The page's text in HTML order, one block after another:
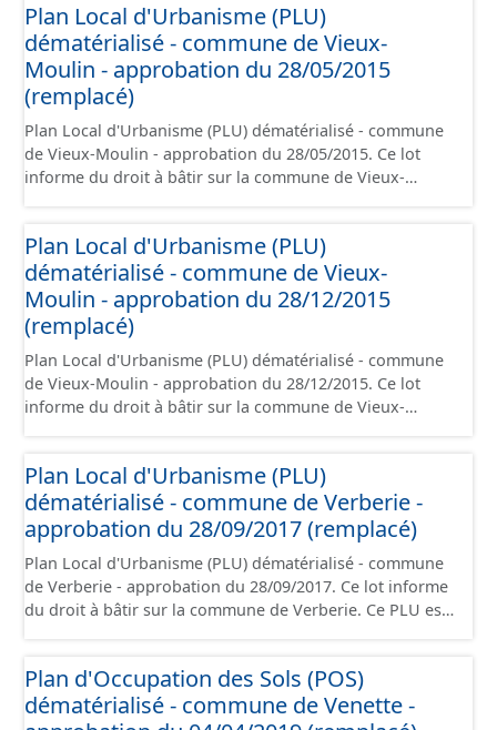
nationales du CNIG et contient les pièces
administratives, le rapport de présentation, le PADD, le
règlement (à l'exception des plans de zonages), les
annexes, les orientations d'aménagement et les données
géographiques. Malgré l'attention portée à la création
de ces données, il est rappelé que seuls les documents
papier font foi et sont opposables d'un point de vue
juridique.
Plan Local d'Urbanisme (PLU)
dématérialisé - commune de Vieux-
Moulin - approbation du 28/05/2015
(remplacé)
Plan Local d'Urbanisme (PLU) dématérialisé - commune
de Vieux-Moulin - approbation du 28/05/2015. Ce lot
informe du droit à bâtir sur la commune de Vieux-
contient les pièces administratives, le rapport de
présentation, le PADD, le règlement (à l'exception des
plans de zonages), les annexes, les orientations
d'aménagement et les données géographiques. Malgré
l'attention portée à la création de ces données, il est
rappelé que seuls les documents papier font foi et sont
opposables d'un point de vue juridique.
Plan Local d'Urbanisme (PLU)
dématérialisé - commune de Vieux-
Moulin - approbation du 28/12/2015
(remplacé)
Plan Local d'Urbanisme (PLU) dématérialisé - commune
de Vieux-Moulin - approbation du 28/12/2015. Ce lot
informe du droit à bâtir sur la commune de Vieux-
contient les pièces administratives, le rapport de
présentation, le PADD, le règlement (à l'exception des
plans de zonages), les annexes, les orientations
d'aménagement et les données géographiques. Malgré
l'attention portée à la création de ces données, il est
rappelé que seuls les documents papier font foi et sont
opposables d'un point de vue juridique.
Plan Local d'Urbanisme (PLU)
dématérialisé - commune de Verberie -
approbation du 28/09/2017 (remplacé)
Plan Local d'Urbanisme (PLU) dématérialisé - commune
de Verberie - approbation du 28/09/2017. Ce lot informe
du droit à bâtir sur la commune de Verberie. Ce PLU est
de présentation, le PADD, le règlement (à l'exception des
plans de zonages), les annexes, les orientations
Plan d'Occupation des Sols (POS)
dématérialisé - commune de Venette -